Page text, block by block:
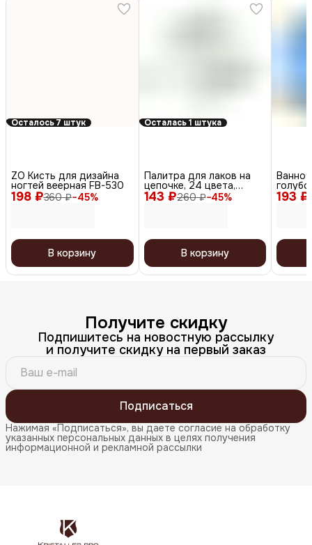
Осталось 7 штук
198 ₽360 ₽−45%
ZO Кисть для дизайна
ногтей веерная FB-530
В корзину
Осталась 1 штука
143 ₽260 ₽−45%
Палитра для лаков на
цепочке, 24 цвета,
белый
В корзину
193 ₽
Получите скидку
Подпишитесь на новостную рассылку
и получите скидку на первый заказ
Подписаться
Нажимая «Подписаться», вы даете согласие на обработку
указанных персональных данных в целях получения
информационной и рекламной рассылки